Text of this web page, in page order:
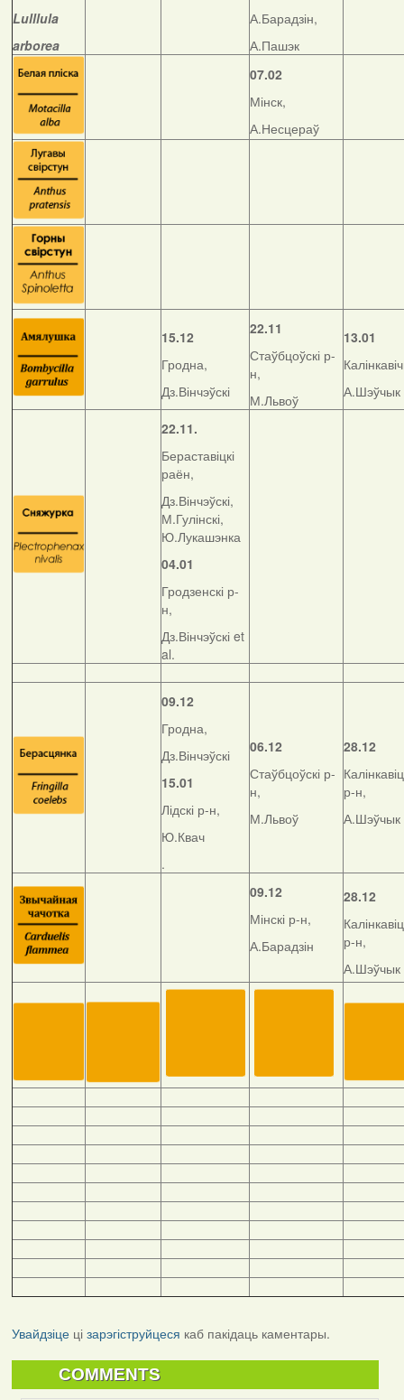
Lulllula
arborea
А.Барадзін,
А.Пашэк
07.02
Мінск,
А.Несцераў
15.12
Гродна,
Дз.Вінчэўскі
22.11
Стаўбцоўскі р-
н,
М.Львоў
13.01
А.Шэўчык
22.11.
Бераставіцкі
раён,
Дз.Вінчэўскі,
М.Гулінскі,
Ю.Лукашэнка
04.01
Гродзенскі р-
н,
Дз.Вінчэўскі et
al.
09.12
Гродна,
Дз.Вінчэўскі
15.01
Лідскі р-н,
Ю.Квач
.
06.12
Стаўбцоўскі р-
н,
М.Львоў
28.12
р-н,
А.Шэўчык
09.12
Мінскі р-н,
А.Барадзін
28.12
р-н,
А.Шэўчык
Увайдзіцеці зарэгіструйцеся каб пакідаць каментары.
COMMENTS